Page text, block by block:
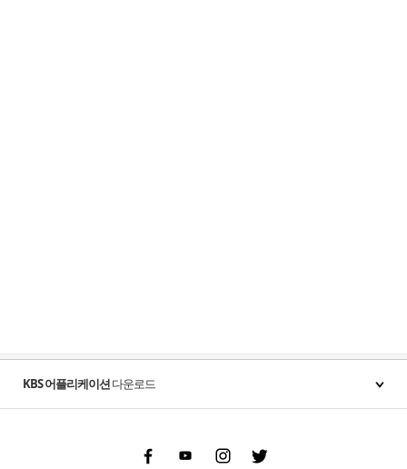
KBS 어플리케이션다운로드
FacebookYoutubeInstgram Twitter